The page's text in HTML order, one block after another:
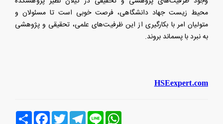
محیط زیست جهاد دانشگاهی، فرصت خوبی است تا مسئولان و
متولیان امر با بکارگیری از این ظرفیت‌های علمی، تحقیقی و پژوهشی
به نبرد با پسماند بروند.
HSEexpert.com
اشتراک
FacebookTwitter
Telegram Line
WhatsApp